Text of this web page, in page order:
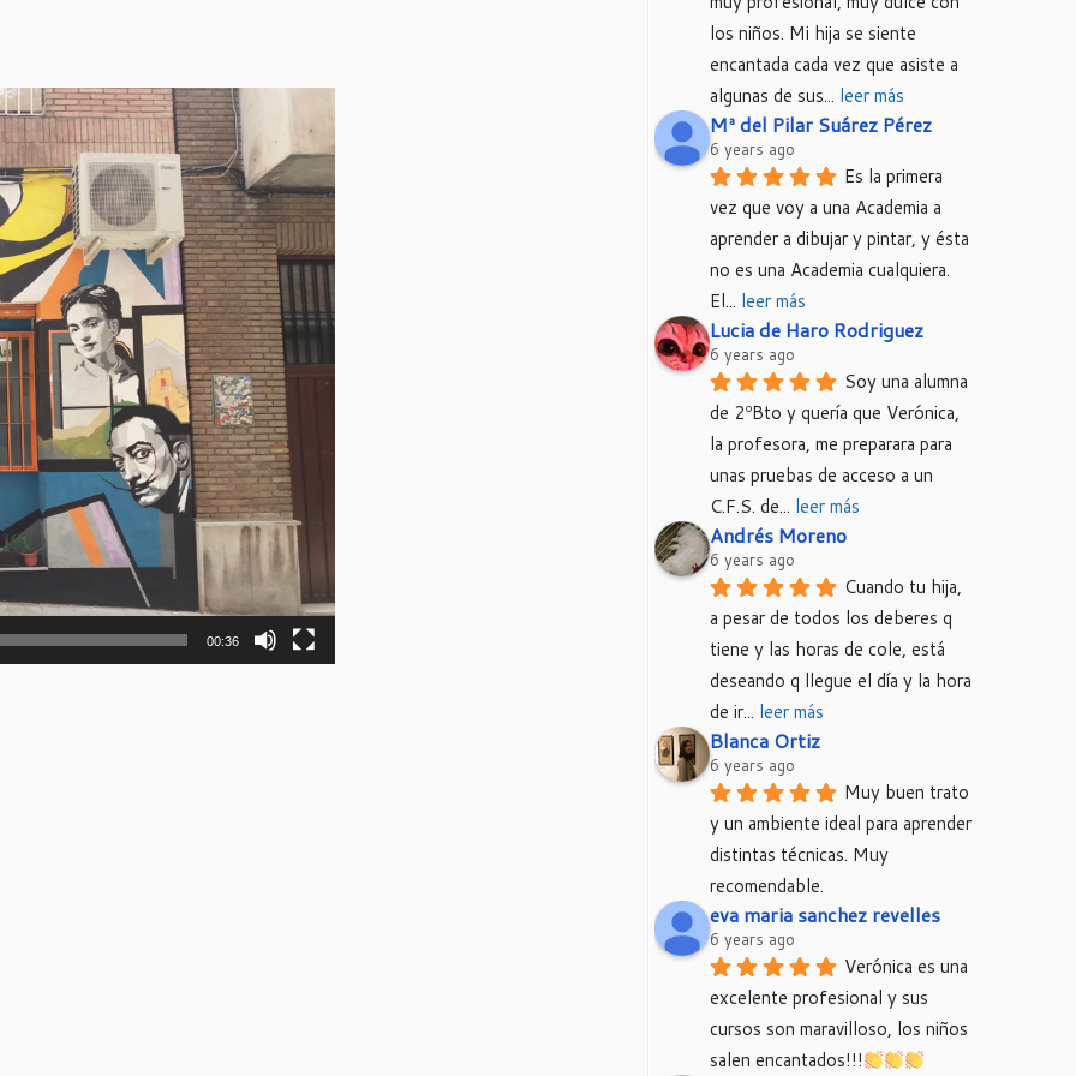
00:36
los niños. Mi hija se siente
encantada cada vez que asiste a
algunas de sus... leer más
Mª del Pilar Suárez Pérez
6 years ago
Es la primera
vez que voy a una Academia a
aprender a dibujar y pintar, y ésta
no es una Academia cualquiera.
El... leer más
Lucia de Haro Rodriguez
6 years ago
Soy una alumna
de 2ºBto y quería que Verónica,
la profesora, me preparara para
unas pruebas de acceso a un
C.F.S. de... leer más
Andrés Moreno
6 years ago
Cuando tu hija,
a pesar de todos los deberes q
tiene y las horas de cole, está
deseando q llegue el día y la hora
de ir... leer más
Blanca Ortiz
6 years ago
Muy buen trato
y un ambiente ideal para aprender
distintas técnicas. Muy
recomendable.
eva maria sanchez revelles
6 years ago
Verónica es una
excelente profesional y sus
cursos son maravilloso, los niños
salen encantados!!!